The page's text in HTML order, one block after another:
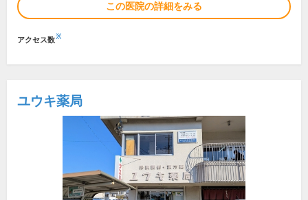
この医院の詳細をみる
アクセス数※
ユウキ薬局